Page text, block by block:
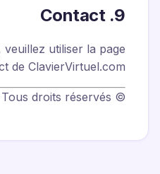
9. Contact
utiliser la page
de ClavierVirtuel.com.
© ClavierVirtuel.com – Tous droits réservés